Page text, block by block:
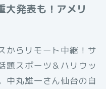
発表も！アメリ
からリモート中継！サ
題スポーツ＆ハリウッ
中丸雄一さん仙台の自